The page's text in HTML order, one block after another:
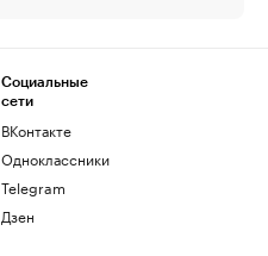
Социальные
сети
ВКонтакте
Одноклассники
Telegram
Дзен